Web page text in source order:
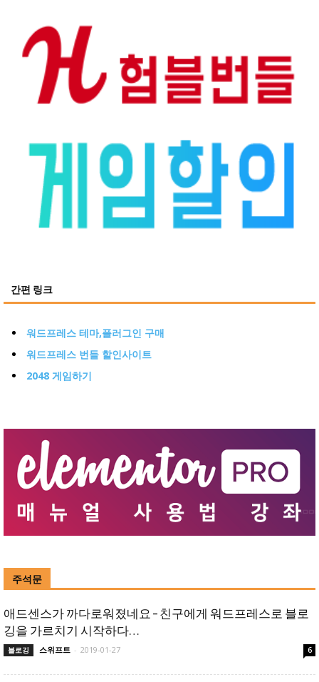
간편 링크
워드프레스 테마,플러그인 구매
워드프레스 번들 할인사이트
2048 게임하기
주석문
애드센스가 까다로워졌네요 – 친구에게 워드프레스로 블로
깅을 가르치기 시작하다…
블로깅 스위프트 - 2019-01-27 6